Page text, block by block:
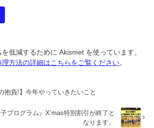
低減するために Akismet を使っています。
方法の詳細はこちらをご覧ください。
抱負!】今年やっていきたいこと
プログラム』X’mas特別割引が終了と
なります。